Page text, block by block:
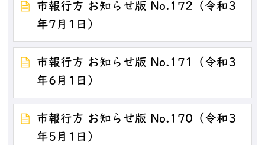
市報行方 お知らせ版 No.172（令和3
年7月1日）
市報行方 お知らせ版 No.171（令和3
年6月1日）
市報行方 お知らせ版 No.170（令和3
年5月1日）